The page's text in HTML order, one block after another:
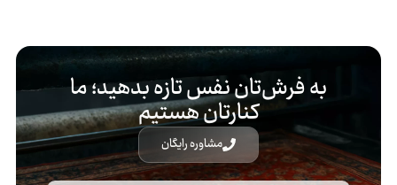
به فرش‌تان نفس تازه بدهید؛ ما
کنارتان هستیم
مشاوره رایگان